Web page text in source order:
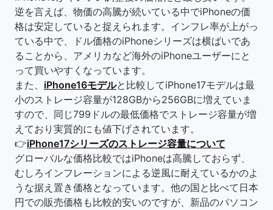
逆を言えば、物価の高騰が続いている中でiPhoneの価
格は安定していると捉えられます。インフレ率が上がっ
ている中で、ドル価格のiPhoneシリーズは横ばいであ
ることから、アメリカなど海外のiPhoneユーザーにと
って買いやすくなっています。
また、 iPhone16モデルと比較してiPhone17モデルは最
小のストレージ容量が128GBから256GBに増えていま
すので、同じ799ドルの最低価格でストレージ容量が増
えており実質的にも値下げされています。
👉iPhone17シリーズのストレージ容量について
グローバルな価格比較ではiPhoneは高騰しておらず、
むしろインフレーションによる逆風に耐えているかのよ
うな据え置き価格となっています。他の国と比べて日本
円での販売価格も比較的安いのですが、新品のパソコン